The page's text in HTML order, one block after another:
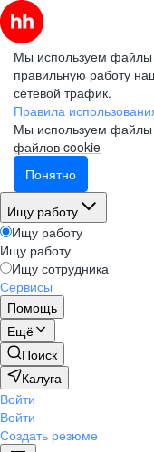
Мы используем файлы
правильную работу
сетевой трафик.
Правила
Мы используем файлы
файлов cookie
Понятно
Ищу работу
Ищу работу
Ищу работу
Ищу сотрудника
Сервисы
Помощь
Ещё
Поиск
Калуга
Войти
Войти
Создать резюме